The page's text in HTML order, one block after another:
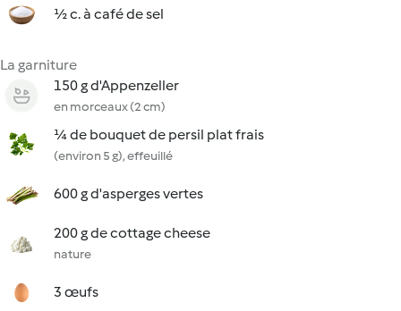
½ c. à café de sel
La garniture
150 g d'Appenzeller
en morceaux (2 cm)
¼ de bouquet de persil plat frais
(environ 5 g), effeuillé
600 g d'asperges vertes
200 g de cottage cheese
nature
3 œufs